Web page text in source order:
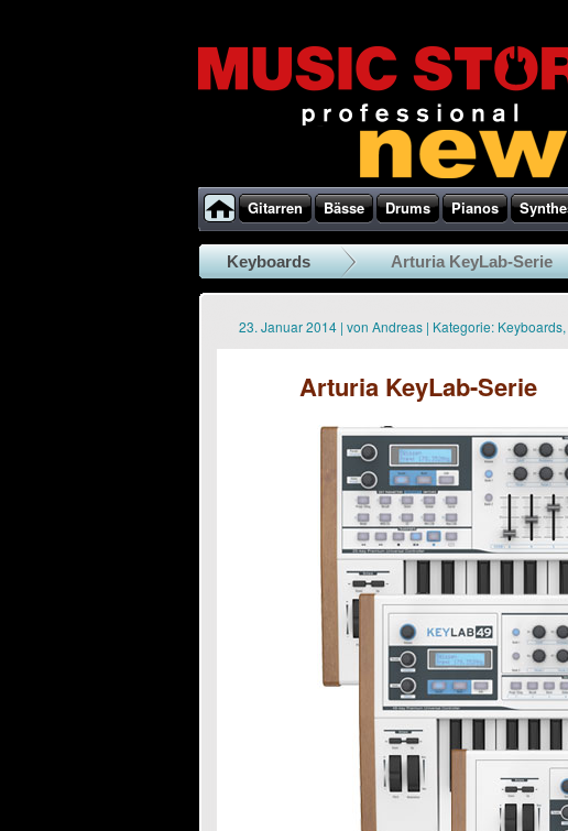
Gitarren Bässe Drums Pianos
Keyboards Arturia KeyLab-Serie
23. Januar 2014 | von Andreas | Kategorie: Keyboards,
Arturia KeyLab-Serie